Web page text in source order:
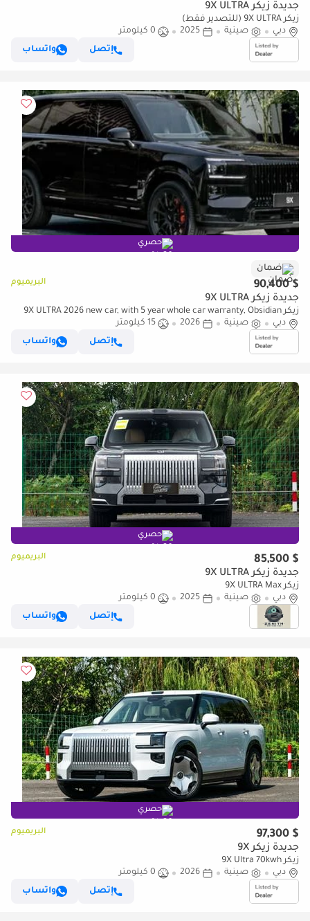
جديدة زيكر 9X ULTRA
زيكر 9X ULTRA (للتصدير فقط)
دبي
صينية 2025
0 كيلومتر
إتصل
واتساب
حصري
ضمان
$ 90,400 البريميوم
جديدة زيكر 9X ULTRA
زيكر 9X ULTRA 2026 new car, with 5 year whole car warranty, Obsidian
Black edition full BB package with wheel
دبي صينية 2026
15 كيلومتر
إتصل
واتساب
حصري
$ 85,500 البريميوم
جديدة زيكر 9X ULTRA
زيكر 9X ULTRA Max
دبي
صينية 2025
0 كيلومتر
إتصل
واتساب
حصري
$ 97,300 البريميوم
جديدة زيكر 9X
زيكر 9X Ultra 70kwh
دبي
صينية 2026
0 كيلومتر
إتصل
واتساب